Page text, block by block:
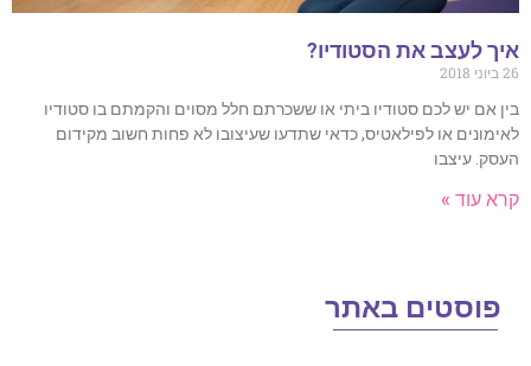
לעצב את הסטודיו?
אם יש לכם סטודיו ביתי או ששכרתם חלל מסוים והקמתם בו סטודיו
או לפילאטיס, כדאי שתדעו שעיצובו לא פחות חשוב מקידום
עיצבו
עוד »
באתר